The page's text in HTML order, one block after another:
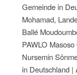
Gemeinde in
Mohamad,
Ballé
PAWLO
Nursemin
in Deutschland |